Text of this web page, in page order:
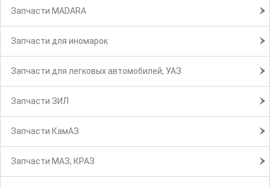
Запчасти MADARA
Запчасти для иномарок
Запчасти для легковых автомобилей, УАЗ
Запчасти ЗИЛ
Запчасти КамАЗ
Запчасти МАЗ, КРАЗ